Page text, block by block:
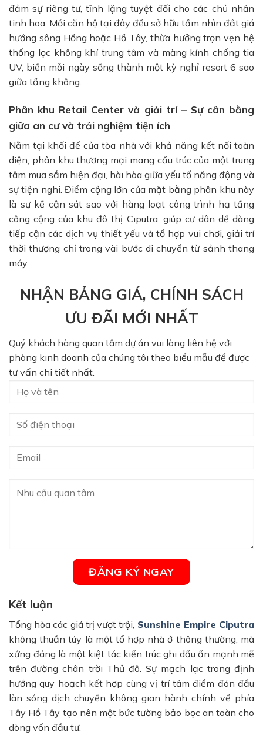
đảm sự riêng tư, tĩnh lặng tuyệt đối cho các chủ nhân
tinh hoa. Mỗi căn hộ tại đây đều sở hữu tầm nhìn đắt giá
hướng sông Hồng hoặc Hồ Tây, thừa hưởng trọn vẹn hệ
thống lọc không khí trung tâm và màng kính chống tia
UV, biến mỗi ngày sống thành một kỳ nghỉ resort 6 sao
giữa tầng không.
Phân khu Retail Center và giải trí – Sự cân bằng
giữa an cư và trải nghiệm tiện ích
Nằm tại khối đế của tòa nhà với khả năng kết nối toàn
diện, phân khu thương mại mang cấu trúc của một trung
tâm mua sắm hiện đại, hài hòa giữa yếu tố năng động và
sự tiện nghi. Điểm cộng lớn của mặt bằng phân khu này
là sự kề cận sát sao với hàng loạt công trình hạ tầng
công cộng của khu đô thị Ciputra, giúp cư dân dễ dàng
tiếp cận các dịch vụ thiết yếu và tổ hợp vui chơi, giải trí
thời thượng chỉ trong vài bước di chuyển từ sảnh thang
máy.
NHẬN BẢNG GIÁ, CHÍNH SÁCH
ƯU ĐÃI MỚI NHẤT
Quý khách hàng quan tâm dự án vui lòng liên hệ với
phòng kinh doanh của chúng tôi theo biểu mẫu để được
tư vấn chi tiết nhất.
Kết luận
Tổng hòa các giá trị vượt trội, Sunshine Empire Ciputra
không thuần túy là một tổ hợp nhà ở thông thường, mà
xứng đáng là một kiệt tác kiến trúc ghi dấu ấn mạnh mẽ
trên đường chân trời Thủ đô. Sự mạch lạc trong định
hướng quy hoạch kết hợp cùng vị trí tâm điểm đón đầu
làn sóng dịch chuyển không gian hành chính về phía
Tây Hồ Tây tạo nên một bức tường bảo bọc an toàn cho
dòng vốn đầu tư.